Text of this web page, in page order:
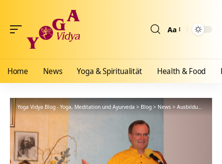
Aa
Home News Yoga & Spiritualität Health & Food
Yoga Vidya Blog - Yoga, Meditation und Ayurveda >Blog > News>Ausbildungen